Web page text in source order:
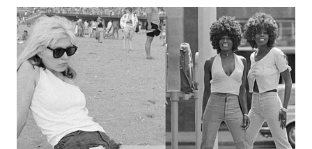
CIANJUR
WN
KEPULAUAN
SERIBU
WN
TANGERANG